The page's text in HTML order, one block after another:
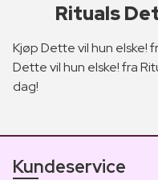
Rituals
Kjøp Dette vil hun elske!
Dette vil hun elske! fra
dag!
Kundeservice